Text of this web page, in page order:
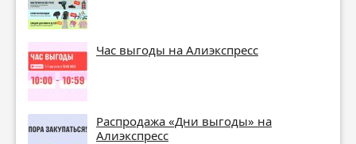
Час выгоды на Алиэкспресс
Распродажа «Дни выгоды» на
Алиэкспресс